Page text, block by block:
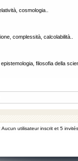
cosmologia..
complessità, calcolabilità..
filosofia della
utilisateur inscrit et 5 invités